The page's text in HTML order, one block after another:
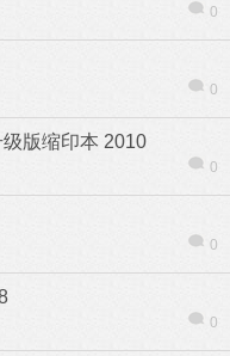
0
0
版缩印本 2010
0
0
0